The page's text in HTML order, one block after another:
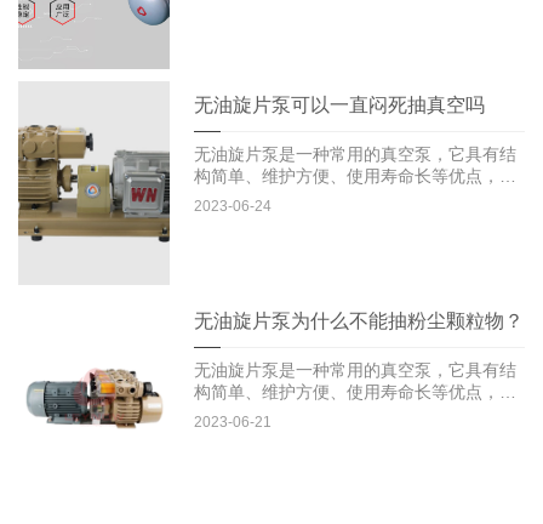
无油旋片泵可以一直闷死抽真空吗
无油旋片泵是一种常用的真空泵，它具有结
构简单、维护方便、使用寿命长等优点，在
很多领域得到了广泛的应用...
2023-06-24
无油旋片泵为什么不能抽粉尘颗粒物？
无油旋片泵是一种常用的真空泵，它具有结
构简单、维护方便、使用寿命长等优点，在
很多领域得到了广泛的应用...
2023-06-21